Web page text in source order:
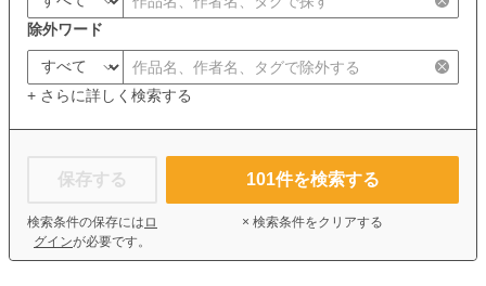
除外ワード
+ さらに詳しく検索する
保存する
検索条件の保存には ロ
グインが必要です。
101件を検索する
× 検索条件をクリアする